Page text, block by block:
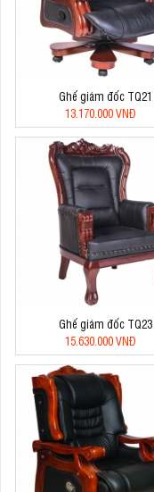
Ghế giám đốc TQ21
13.170.000 VNĐ
Ghế giám đốc TQ23
15.630.000 VNĐ